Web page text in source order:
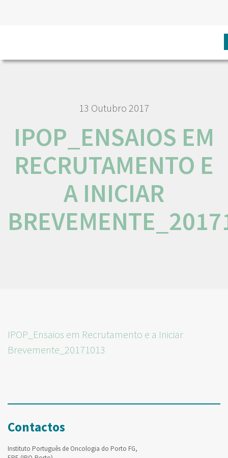
13 Outubro 2017
IPOP_ENSAIOS EM
RECRUTAMENTO E
A INICIAR
IPOP_Ensaios em Recrutamento e a Iniciar
Brevemente_20171013
Contactos
Instituto Português de Oncologia do Porto FG,